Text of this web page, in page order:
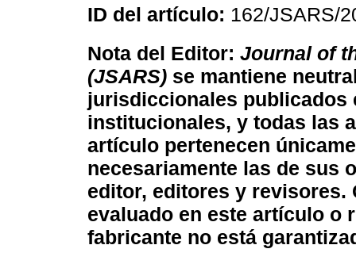
ID del artículo: 162/JSARS/
Nota del Editor: Journal of
(JSARS) se mantiene
jurisdiccionales publicados
institucionales, y todas las
artículo pertenecen
necesariamente las de sus
editor, editores y revisores.
evaluado en este artículo o
fabricante no está